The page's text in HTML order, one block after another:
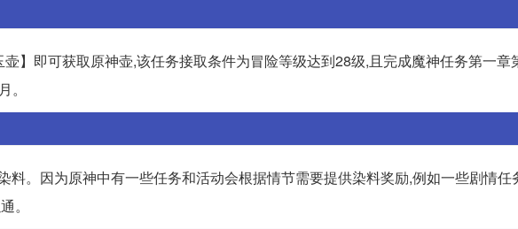
】即可获取原神壶,该任务接取条件为冒险等级达到28级,且完成魔神任务第一章
料。因为原神中有一些任务和活动会根据情节需要提供染料奖励,例如一些剧情任
。